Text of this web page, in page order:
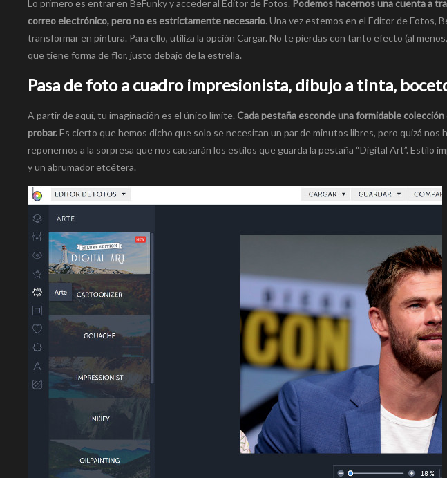
Lo primero es entrar en BeFunky y acceder al Editor de Fotos. Podemos hacernos una cuenta a
correo electrónico, pero no es estrictamente necesario. Una vez estemos en el Editor de Fotos,
transformar en pintura. Para ello, utiliza la opción Cargar. No te pierdas con tanto efecto (al
que tiene forma de flor, justo debajo de la estrella.
Pasa de foto a cuadro impresionista, dibujo a tinta,
A partir de aquí, tu imaginación es el único límite.Cada pestaña esconde una formidable
probar.Es cierto que hemos dicho que solo se necesitan un par de minutos libres, pero quizá nos
reponernos a la sorpresa que nos causarán los estilos que guarda la pestaña “Digital Art”. Estilo
y un abrumador etcétera.